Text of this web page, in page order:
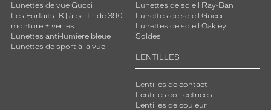
Lunettes de vue Gucci
Les Forfaits [K] à partir de 39€ -
monture + verres
Lunettes anti-lumière bleue
Lunettes de sport à la vue
Lunettes de soleil Ray-Ban
Lunettes de soleil Gucci
Lunettes de soleil Oakley
Soldes
LENTILLES
Lentilles de contact
Lentilles correctrices
Lentilles de couleur